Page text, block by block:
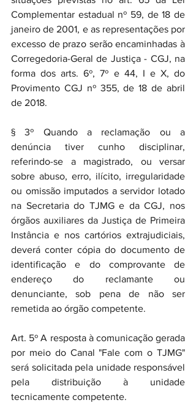
Complementar estadual nº 59, de 18 de
janeiro de 2001, e as representações por
excesso de prazo serão encaminhadas à
Corregedoria-Geral de Justiça - CGJ, na
forma dos arts. 6º, 7º e 44, I e X, do
Provimento CGJ nº 355, de 18 de abril
de 2018.
§ 3º Quando a reclamação ou a
denúncia tiver cunho disciplinar,
referindo-se a magistrado, ou versar
sobre abuso, erro, ilícito, irregularidade
ou omissão imputados a servidor lotado
na Secretaria do TJMG e da CGJ, nos
órgãos auxiliares da Justiça de Primeira
Instância e nos cartórios extrajudiciais,
deverá conter cópia do documento de
identificação e do comprovante de
endereço do reclamante ou
denunciante, sob pena de não ser
remetida ao órgão competente.
Art. 5º A resposta à comunicação gerada
por meio do Canal "Fale com o TJMG"
será solicitada pela unidade responsável
pela distribuição à unidade
tecnicamente competente.